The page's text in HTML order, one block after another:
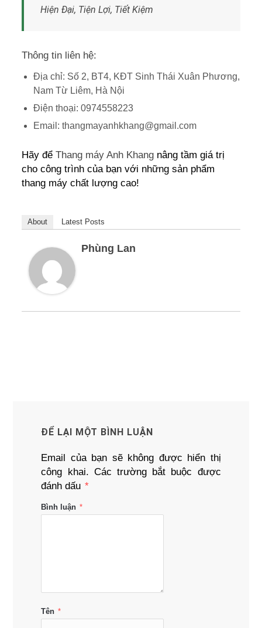
Hiện Đại, Tiện Lợi, Tiết Kiệm
Thông tin liên hệ:
Địa chỉ: Số 2, BT4, KĐT Sinh Thái Xuân Phương,
Nam Từ Liêm, Hà Nội
Điện thoại: 0974558223
Email: thangmayanhkhang@gmail.com
Hãy đểThang máy Anh Khang nâng tầm giá trị
cho công trình của bạn với những sản phẩm
thang máy chất lượng cao!
About Latest Posts
Phùng Lan
ĐỂ LẠI MỘT BÌNH LUẬN
Email của bạn sẽ không được hiển thị
công khai. Các trường bắt buộc được
đánh dấu *
Bình luận *
Tên *